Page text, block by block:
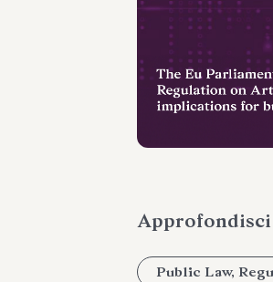
Approfondisci
Public Law,